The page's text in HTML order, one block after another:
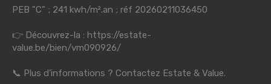
PEB "C" ; 241 kwh/m².an ; réf 20260211036450
👉 Découvrez-la : https://estate-
value.be/bien/vm090926/
📞 Plus d'informations ? Contactez Estate & Value.